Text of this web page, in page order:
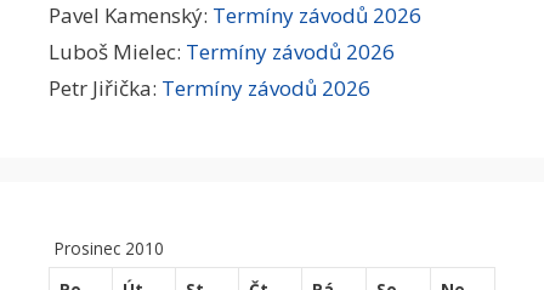
Pavel Kamenský: Termíny závodů 2026
Luboš Mielec: Termíny závodů 2026
Petr Jiřička: Termíny závodů 2026
Prosinec 2010